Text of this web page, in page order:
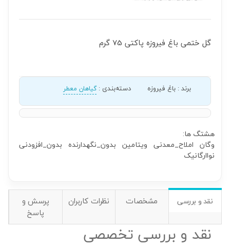
گل ختمی باغ فیروزه پاکتی 75 گرم
برند: باغ فیروزه دسته‌بندی :گیاهان معطر
هشتگ ها:
وگان املاح_معدنی ویتامین بدون_نگهدارنده بدون_افزودنی
نواارگانیک
نقد و بررسی مشخصات نظرات کاربران
پرسش و
پاسخ
نقد و بررسی تخصصی